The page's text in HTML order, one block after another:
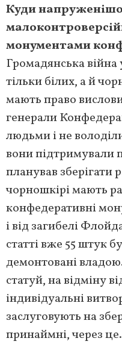
Куди
монументами
Громадянська
тільки білих, а й
мають право
генерали
людьми і не
вони підтримували
планував зберігати
чорношкірі мають
конфедеративні
і від загибелі
статті вже 55 штук
демонтовані
статуй, на відміну
індивідуальні
заслуговують на
принаймні, через це.